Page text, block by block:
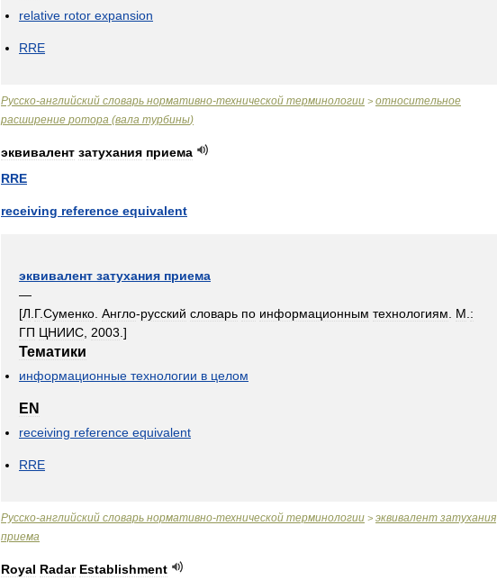
relative rotor expansion
RRE
Русско-английский словарь нормативно-технической терминологии > относительное
расширение ротора (вала турбины)
эквивалент затухания приема
RRE
receiving reference equivalent
эквивалент затухания приема
—
[Л Г.Суменко Англо-русский словарь по информационным технологиям М :
ГП ЦНИИС 2003 .]
Тематики
информационные технологии в целом
EN
receiving reference equivalent
RRE
Русско-английский словарь нормативно-технической терминологии > эквивалент затухания
приема
Royal Radar Establishment